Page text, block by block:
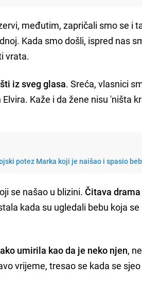
međutim, zapričali smo se i
Kada smo došli, ispred nas
vrata.
iz sveg glasa. Sreća, vlasnici
Kaže i da žene nisu 'ništa
potez Marka koji je naišao i spasio
se našao u blizini.Čitava
kada su ugledali bebu koja
umirila kao da je neko njen,
vrijeme, tresao se kada se